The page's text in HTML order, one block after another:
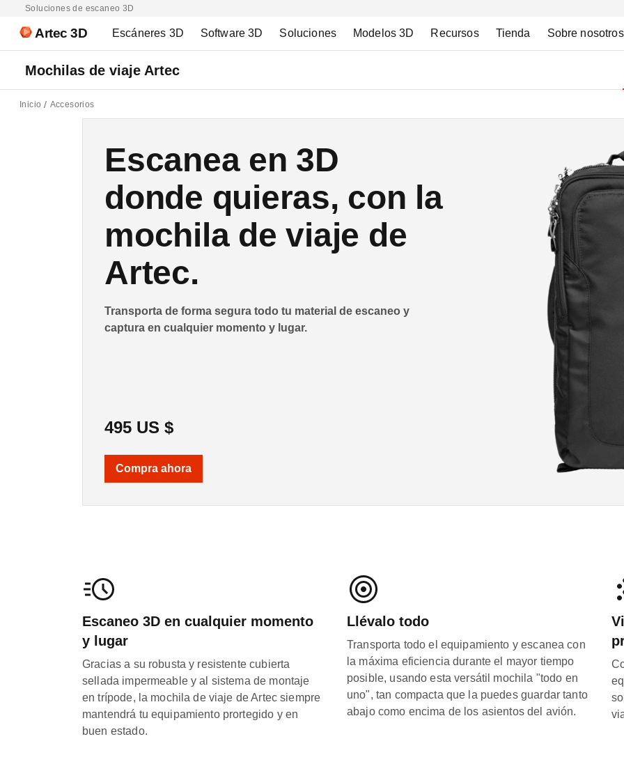
Soluciones de escaneo 3D
Artec 3D Escáneres 3D Software 3D Soluciones Modelos 3D Recursos Tienda Sobre nosotros
Mochilas de viaje Artec
Inicio Accesorios
Escanea en 3D
donde quieras, con la
mochila de viaje de
Artec.
Transporta de forma segura todo tu material de escaneo y
captura en cualquier momento y lugar.
495 US $
Compra ahora
Escaneo 3D en cualquier momento
y lugar
Gracias a su robusta y resistente cubierta
sellada impermeable y al sistema de montaje
en trípode, la mochila de viaje de Artec siempre
mantendrá tu equipamiento prortegido y en
buen estado.
Llévalo todo
Transporta todo el equipamiento y escanea con
la máxima eficiencia durante el mayor tiempo
posible, usando esta versátil mochila "todo en
uno", tan compacta que la puedes guardar tanto
abajo como encima de los asientos del avión.